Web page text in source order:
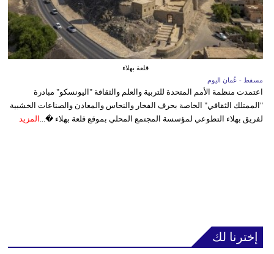
قلعة بهلاء
مسقط - عُمان اليوم
اعتمدت منظمة الأمم المتحدة للتربية والعلم والثقافة "اليونسكو" مبادرة
"الممتلك الثقافي" الخاصة بحرف الفخار والنحاس والمعادن والصناعات الخشبية
لفريق بهلاء التطوعي لمؤسسة المجتمع المحلي بموقع قلعة بهلاء �... المزيد
إخترنا لك